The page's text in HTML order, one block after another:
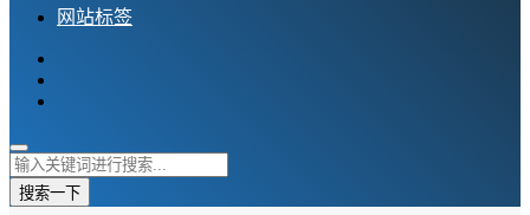
网站标签
搜索一下